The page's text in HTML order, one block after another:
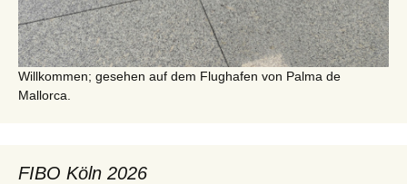
Willkommen; gesehen auf dem Flughafen von Palma de
Mallorca.
FIBO Köln 2026